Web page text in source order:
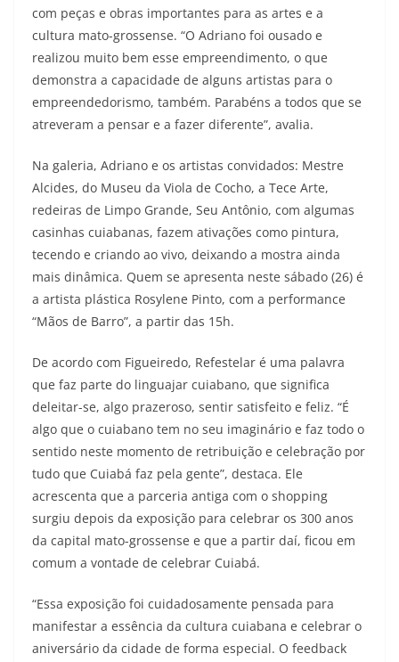
com peças e obras importantes para as artes e a
cultura mato-grossense. “O Adriano foi ousado e
realizou muito bem esse empreendimento, o que
demonstra a capacidade de alguns artistas para o
empreendedorismo, também. Parabéns a todos que se
atreveram a pensar e a fazer diferente”, avalia.
Na galeria, Adriano e os artistas convidados: Mestre
Alcides, do Museu da Viola de Cocho, a Tece Arte,
redeiras de Limpo Grande, Seu Antônio, com algumas
casinhas cuiabanas, fazem ativações como pintura,
tecendo e criando ao vivo, deixando a mostra ainda
mais dinâmica. Quem se apresenta neste sábado (26) é
a artista plástica Rosylene Pinto, com a performance
“Mãos de Barro”, a partir das 15h.
De acordo com Figueiredo, Refestelar é uma palavra
que faz parte do linguajar cuiabano, que significa
deleitar-se, algo prazeroso, sentir satisfeito e feliz. “É
algo que o cuiabano tem no seu imaginário e faz todo o
sentido neste momento de retribuição e celebração por
tudo que Cuiabá faz pela gente”, destaca. Ele
acrescenta que a parceria antiga com o shopping
surgiu depois da exposição para celebrar os 300 anos
da capital mato-grossense e que a partir daí, ficou em
comum a vontade de celebrar Cuiabá.
“Essa exposição foi cuidadosamente pensada para
manifestar a essência da cultura cuiabana e celebrar o
aniversário da cidade de forma especial. O feedback